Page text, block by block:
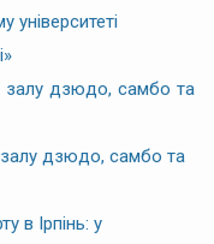
залу дзюдо, самбо та
залу дзюдо, самбо та
в Ірпінь: у